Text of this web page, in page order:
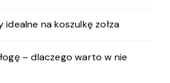
idealne na koszulkę zołza
– dlaczego warto w nie